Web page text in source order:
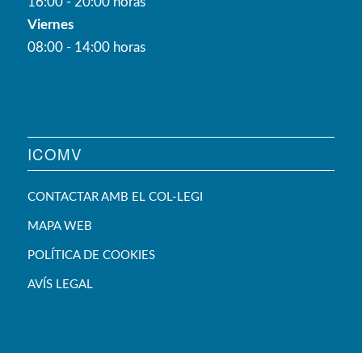
Viernes
08:00 - 14:00 horas
ICOMV
CONTACTAR AMB EL COL-LEGI
MAPA WEB
POLÍTICA DE COOKIES
AVÍS LEGAL